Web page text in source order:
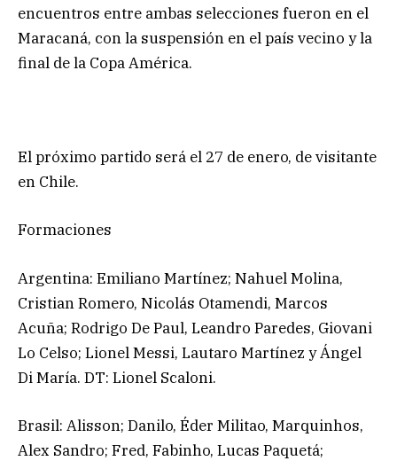
encuentros entre ambas selecciones fueron en el
Maracaná, con la suspensión en el país vecino y la
final de la Copa América.
El próximo partido será el 27 de enero, de visitante
en Chile.
Formaciones
Argentina: Emiliano Martínez; Nahuel Molina,
Cristian Romero, Nicolás Otamendi, Marcos
Acuña; Rodrigo De Paul, Leandro Paredes, Giovani
Lo Celso; Lionel Messi, Lautaro Martínez y Ángel
Di María. DT: Lionel Scaloni.
Brasil: Alisson; Danilo, Éder Militao, Marquinhos,
Alex Sandro; Fred, Fabinho, Lucas Paquetá;